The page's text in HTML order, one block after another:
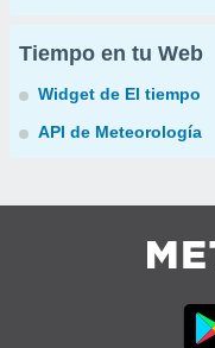
Tiempo en tu Web
Widget de El tiempo
API de Meteorología